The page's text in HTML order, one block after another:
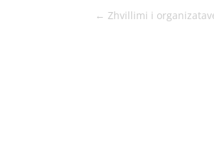
← Zhvillimi i